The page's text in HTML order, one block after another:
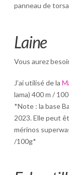
panneau de
Laine
Vous aurez
J’ai utilisé de la
lama) 400 m /
*Note : la base
2023. Elle peut
mérinos
/100g*